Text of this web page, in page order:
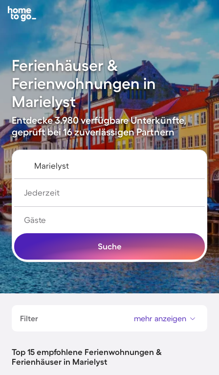
Ferienhäuser &
Ferienwohnungen in
Marielyst
Entdecke 3.980 verfügbare Unterkünfte,
geprüft bei 16 zuverlässigen Partnern
Jederzeit
Gäste
Suche
Filter mehr anzeigen
Top 15 empfohlene Ferienwohnungen &
Ferienhäuser in Marielyst